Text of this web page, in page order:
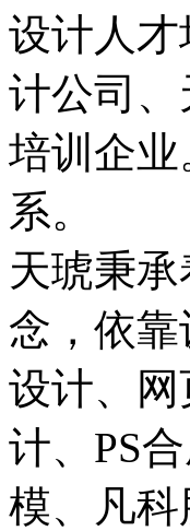
设计人
计公司
培训企
系。
天琥秉
念，依
设计、
计、PS
模、凡